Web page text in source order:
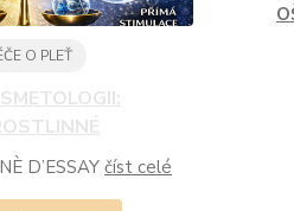
O PLEŤ
D’ESSAY číst celé